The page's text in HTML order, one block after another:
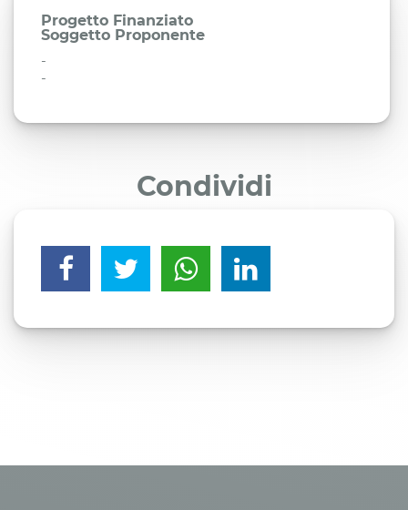
Progetto Finanziato
Soggetto Proponente
-
-
Condividi